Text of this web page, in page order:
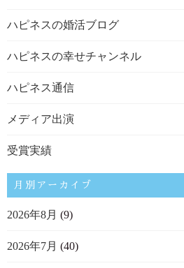
ハピネスの婚活ブログ
ハピネスの幸せチャンネル
ハピネス通信
メディア出演
受賞実績
月別アーカイブ
2026年8月 (9)
2026年7月 (40)